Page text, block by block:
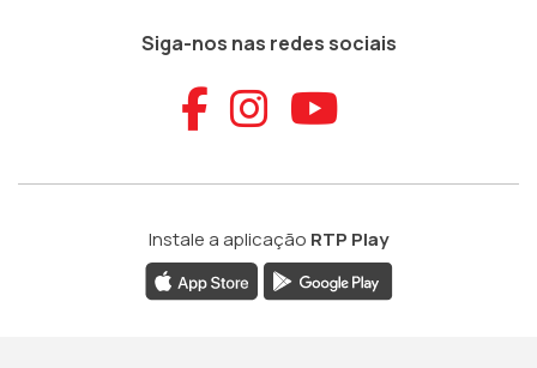
Siga-nos nas redes sociais
Aceder ao
Aceder ao
Aceder
Instale a aplicação RTP Play